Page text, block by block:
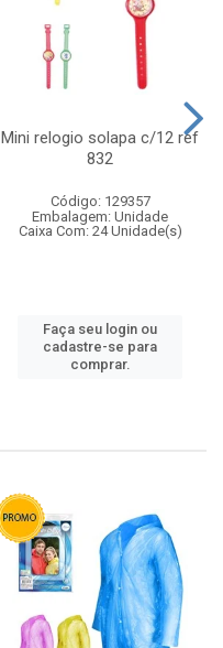
Mini relogio solapa c/12 ref
832
Código: 129357
Embalagem: Unidade
Caixa Com: 24 Unidade(s)
Faça seu login ou
cadastre-se para
comprar.